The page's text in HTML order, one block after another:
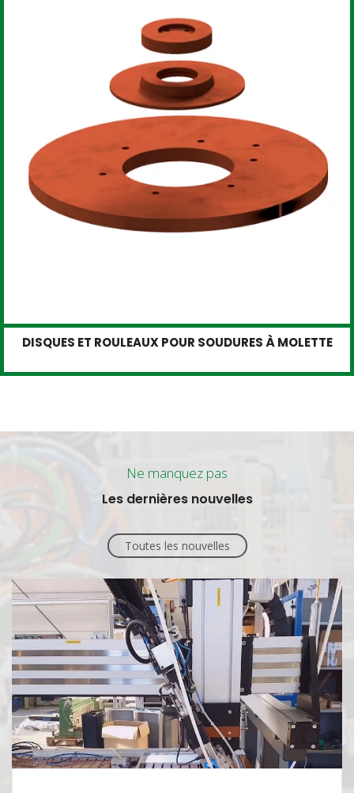
DISQUES ET ROULEAUX POUR SOUDURES À MOLETTE
Ne manquez pas
Les dernières nouvelles
Toutes les nouvelles